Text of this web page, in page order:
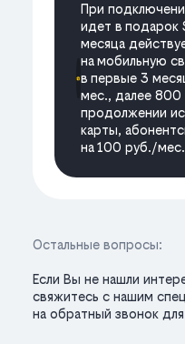
При
идет в подарок
месяца
на мобильную
в первые 3
мес., далее
продолжении
карты,
на 100 руб./
Остальные вопросы:
Если Вы не нашли
свяжитесь с нашим
на обратный звонок